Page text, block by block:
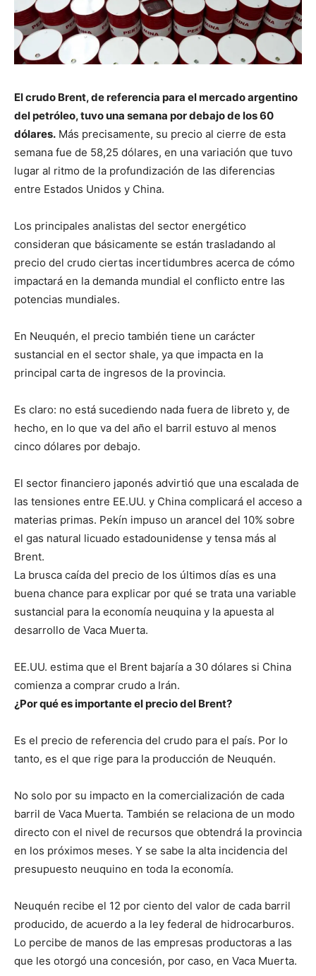
El crudo Brent, de referencia para el mercado argentino
del petróleo, tuvo una semana por debajo de los 60
dólares. Más precisamente, su precio al cierre de esta
semana fue de 58,25 dólares, en una variación que tuvo
lugar al ritmo de la profundización de las diferencias
entre Estados Unidos y China.
Los principales analistas del sector energético
consideran que básicamente se están trasladando al
precio del crudo ciertas incertidumbres acerca de cómo
impactará en la demanda mundial el conflicto entre las
potencias mundiales.
En Neuquén, el precio también tiene un carácter
sustancial en el sector shale, ya que impacta en la
principal carta de ingresos de la provincia.
Es claro: no está sucediendo nada fuera de libreto y, de
hecho, en lo que va del año el barril estuvo al menos
cinco dólares por debajo.
El sector financiero japonés advirtió que una escalada de
las tensiones entre EE.UU. y China complicará el acceso a
materias primas. Pekín impuso un arancel del 10% sobre
el gas natural licuado estadounidense y tensa más al
Brent.
La brusca caída del precio de los últimos días es una
buena chance para explicar por qué se trata una variable
sustancial para la economía neuquina y la apuesta al
desarrollo de Vaca Muerta.
EE.UU. estima que el Brent bajaría a 30 dólares si China
comienza a comprar crudo a Irán.
¿Por qué es importante el precio del Brent?
Es el precio de referencia del crudo para el país. Por lo
tanto, es el que rige para la producción de Neuquén.
No solo por su impacto en la comercialización de cada
barril de Vaca Muerta. También se relaciona de un modo
directo con el nivel de recursos que obtendrá la provincia
en los próximos meses. Y se sabe la alta incidencia del
presupuesto neuquino en toda la economía.
Neuquén recibe el 12 por ciento del valor de cada barril
producido, de acuerdo a la ley federal de hidrocarburos.
Lo percibe de manos de las empresas productoras a las
que les otorgó una concesión, por caso, en Vaca Muerta.